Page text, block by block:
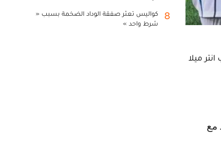
ميلا
8
كواليس تعثر صفقة الوداد الضخمة بسبب «
شرط واحد »